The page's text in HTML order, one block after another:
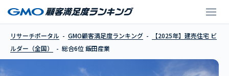
リサーチポータル GMO顧客満足度ランキング
【2025年】建売住宅 ビ
ルダー（全国）
総合6位 飯田産業